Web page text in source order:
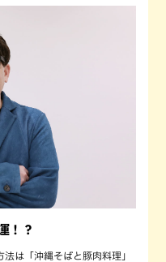
！？
は「沖縄そばと豚肉料理」